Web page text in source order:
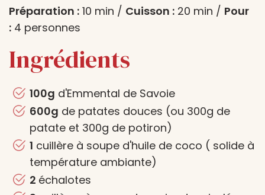
Préparation : 10 min / Cuisson : 20 min / Pour
: 4 personnes
Ingrédients
100g d'Emmental de Savoie
600g de patates douces (ou 300g de
patate et 300g de potiron)
1 cuillère à soupe d'huile de coco ( solide à
température ambiante)
2 échalotes